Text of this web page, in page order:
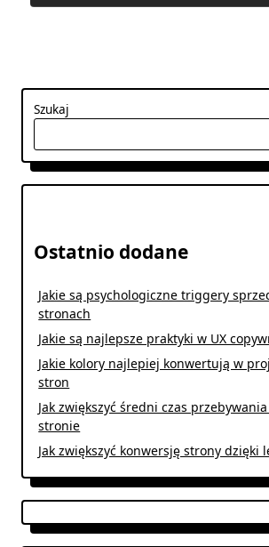
Szukaj
Ostatnio dodane
Jakie są psychologiczne triggery
stronach
Jakie są najlepsze praktyki w UX
Jakie kolory najlepiej konwertują w
stron
Jak zwiększyć średni czas
stronie
Jak zwiększyć konwersję strony dzięki